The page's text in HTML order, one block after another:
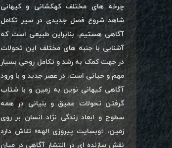
چرخه های مختلف کهکشانی و کیهانی
شاهد شروع فصل جدیدی در سیر تکامل
آگاهی هستیم. بنابراین طبیعی است که
آشنایی با جنبه های مختلف این تحولات
در جهت کمک به رشد و تکامل روحی بسیار
مهم و حیاتی است. در عصر جدید و با ورود
آگاهی کیهانی نوین به زمین و با شتاب
گرفتن تحولات عمیق و بنیانی در همه
سطوح و ابعاد زندگی نژاد انسان بر روی
زمین، «وبسایت پیروزی الهه» تلاش دارد
نقش سازنده ای در انتشار آگاهی در میان